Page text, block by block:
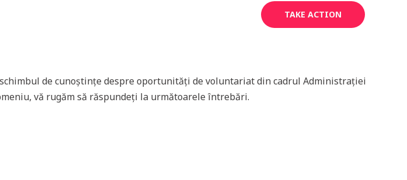
TAKE ACTION
de cunoștințe despre oportunități de voluntariat din cadrul Administrației
vă rugăm să răspundeți la următoarele întrebări.